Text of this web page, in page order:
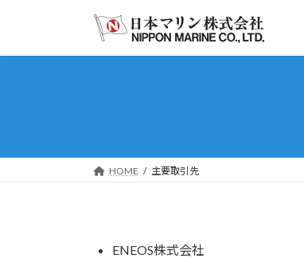
ッ
移
HOME 主要取引先
ENEOS株式会社